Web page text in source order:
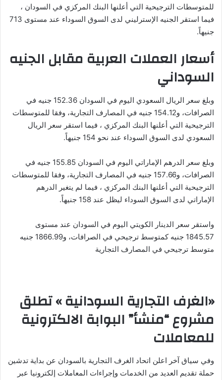
للمتوسطات الترجيحية التي أعلنها البنك المركزي في السودان ،
فيما استقر الجنيه الإسترليني لدى السوق السوداء عند مستوى 713
جنيهاً.
أسعار العملات العربية مقابل الجنيه
السوداني
وبلغ سعر الريال السعودي اليوم في السودان 152.36 جنيه في
الصرافات، و154.12 جنيه في المصارف التجارية، وفقا للمتوسطات
الترجيحية التي أعلنها البنك المركزي ، فيما استقر سعر الريال
السعودي لدى السوق السوداء عند نحو 154 جنيهاً.
وبلغ سعر الدرهم الإماراتي اليوم في السودان 155.85 جنيه في
الصرافات، و157.66 جنيه في المصارف التجارية، وفقا للمتوسطات
الترجيحية التي أعلنها البنك المركزي ، فيما لم يتغير الدرهم
الإماراتي لدى السوق السوداء ليظل عند 158 جنيهاً.
واستقر سعر الدينار الكويتي اليوم في السودان عند مستوى
1845.57 جنيه كمتوسط ترجيحي في الصرافات، و1866.99 جنيه
متوسط ترجيحي في المصارف التجارية
«الغرف التجارية السودانية » تطلق
مشروع “منشأ” البوابة الالكترونية
للمعاملات
وفي سياق آخر اعلن اتحاد الغرف التجارية بالسودان عن بداية تدشين
حملة تقديم العديد من الخدمات وإجراءات المعاملات إلكترونيا عبر